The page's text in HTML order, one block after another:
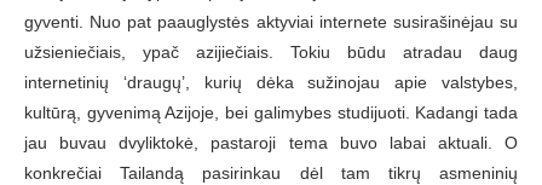
gyventi. Nuo pat paauglystės aktyviai internete susirašinėjau su
užsieniečiais, ypač azijiečiais. Tokiu būdu atradau daug
internetinių ‘draugų’, kurių dėka sužinojau apie valstybes,
kultūrą, gyvenimą Azijoje, bei galimybes studijuoti. Kadangi tada
jau buvau dvyliktokė, pastaroji tema buvo labai aktuali. O
konkrečiai Tailandą pasirinkau dėl tam tikrų asmeninių